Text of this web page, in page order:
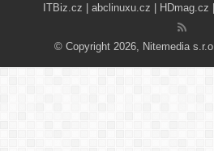
ITBiz.cz abclinuxu.cz HDmag.cz
© Copyright 2026, Nitemedia